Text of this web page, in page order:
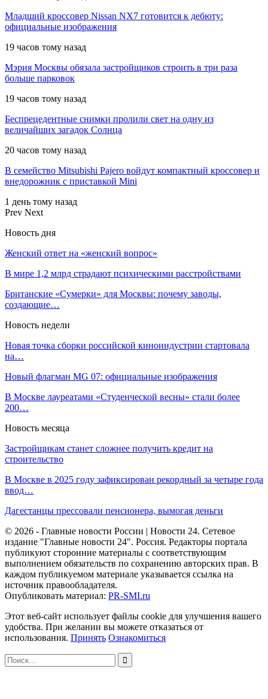
Младший кроссовер Nissan NX7 готовится к дебюту:
официальные изображения
19 часов тому назад
Мэрия Москвы обязала застройщиков строить в три раза
больше парковок
19 часов тому назад
Беспрецедентные снимки пролили свет на одну из
величайших загадок Солнца
20 часов тому назад
В семейство Mitsubishi Pajero войдут компактный кроссовер и
внедорожник с приставкой Mini
1 день тому назад
Prev Next
Новость дня
Женский ответ на «женский вопрос»
В мире 1,2 млрд страдают психическими расстройствами
Британские «Сумерки» для Москвы: почему заводы,
создающие…
Новость недели
Новая точка сборки российской киноиндустрии стартовала
на…
Новый флагман MG 07: официальные изображения
В Москве лауреатами «Студенческой весны» стали более
200…
Новость месяца
Застройщикам станет сложнее получить кредит на
строительство
В Москве в 2025 году зафиксирован рекордный за четыре года
ввод…
Дагестанцы прессовали пенсионера, вымогая деньги
© 2026 - Главные новости России | Новости 24. Сетевое
издание "Главные новости 24". Россия. Редакторы портала
публикуют сторонние материалы с соответствующим
выполнением обязательств по сохранению авторских прав. В
каждом публикуемом материале указывается ссылка на
источник правообладателя.
Опубликовать материал: PR-SMI.ru
Этот веб-сайт использует файлы cookie для улучшения вашего
удобства. При желании вы можете отказаться от
использования. Принять Ознакомиться